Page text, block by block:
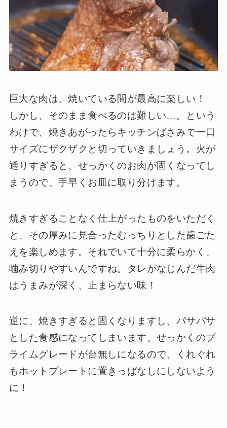
巨大な肉は、焼いている間が最高に楽しい！
しかし、そのまま食べるのは難しい…。という
わけで、焼きあがったらキッチンばさみで一口
サイズにザクザクと切っていきましょう。火が
通りすぎると、せっかくのお肉が固くなってし
まうので、手早くお皿に取り分けます。
焼きすぎることなく仕上がったものをいただく
と、その厚みに見合ったむっちりとした歯ごた
えを楽しめます。それでいて十分に柔らかく、
噛み切りやすいんですね。タレがなじんだ牛肉
はうまみが深く、止まらない味！
逆に、焼きすぎると固くなりますし、パサパサ
とした食感になってしまいます。せっかくのプ
ライムグレードが台無しになるので、くれぐれ
もホットプレートに置きっぱなしにしないよう
に！